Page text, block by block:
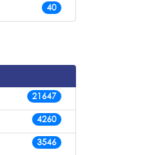
40
21647
4260
3546